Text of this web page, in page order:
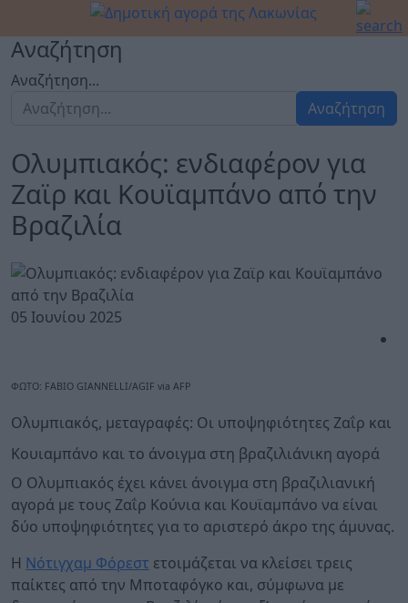
Αναζήτηση
Αναζήτηση...
Αναζήτηση
Ολυμπιακός: ενδιαφέρον για
Ζαϊρ και Κουϊαμπάνο από την
Βραζιλία
05 Ιουνίου 2025
ΦΩΤΟ: FABIO GIANNELLI/AGIF via AFP
Ολυμπιακός, μεταγραφές: Οι υποψηφιότητες Ζαΐρ και
Κουιαμπάνο και το άνοιγμα στη βραζιλιάνικη αγορά
Ο Ολυμπιακός έχει κάνει άνοιγμα στη βραζιλιανική
αγορά με τους Ζαΐρ Κούνια και Κουϊαμπάνο να είναι
δύο υποψηφιότητες για το αριστερό άκρο της άμυνας.
Η Νότιγχαμ Φόρεστ ετοιμάζεται να κλείσει τρεις
παίκτες από την Μποταφόγκο και, σύμφωνα με